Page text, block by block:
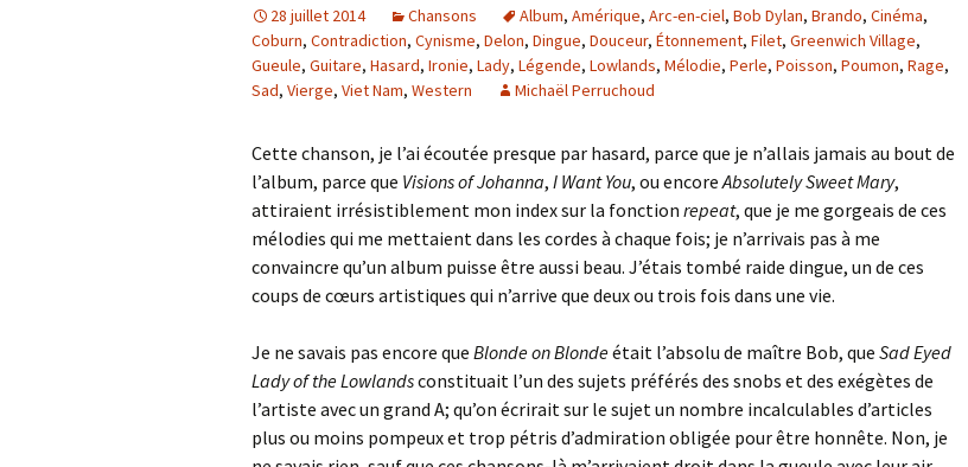
28 juillet 2014 Chansons Album, Amérique, Arc-en-ciel, Bob Dylan, Brando, Cinéma,
Coburn, Contradiction, Cynisme, Delon, Dingue, Douceur, Étonnement, Filet, Greenwich Village,
Gueule, Guitare, Hasard, Ironie, Lady, Légende, Lowlands, Mélodie, Perle, Poisson, Poumon, Rage,
Sad, Vierge, Viet Nam, Western Michaël Perruchoud
Cette chanson, je l’ai écoutée presque par hasard, parce que je n’allais jamais au bout de
l’album, parce que Visions of Johanna, I Want You, ou encoreAbsolutely Sweet Mary,
attiraient irrésistiblement mon index sur la fonction repeat, que je me gorgeais de ces
mélodies qui me mettaient dans les cordes à chaque fois; je n’arrivais pas à me
convaincre qu’un album puisse être aussi beau. J’étais tombé raide dingue, un de ces
coups de cœurs artistiques qui n’arrive que deux ou trois fois dans une vie.
Je ne savais pas encore que Blonde on Blondeétait l’absolu de maître Bob, que Sad Eyed
Lady of the Lowlandsconstituait l’un des sujets préférés des snobs et des exégètes de
l’artiste avec un grand A; qu’on écrirait sur le sujet un nombre incalculables d’articles
plus ou moins pompeux et trop pétris d’admiration obligée pour être honnête. Non, je